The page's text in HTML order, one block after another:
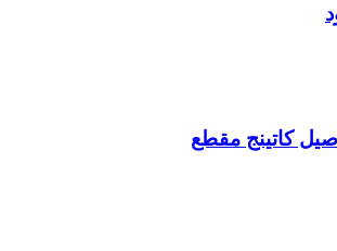
كاتينج مقطع